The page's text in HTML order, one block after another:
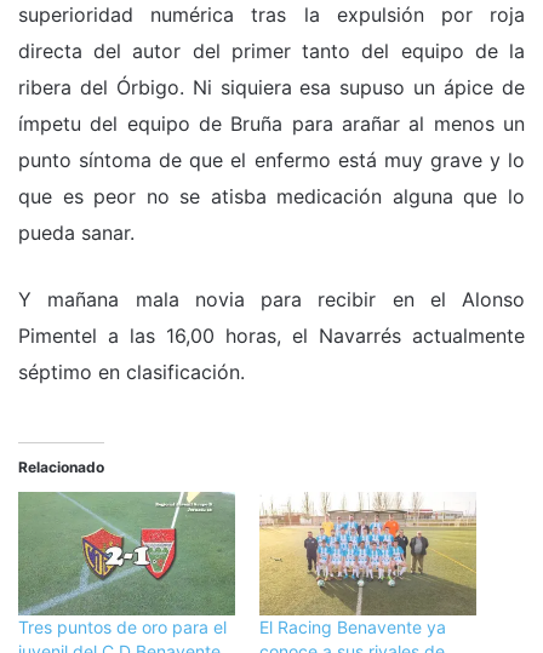
superioridad numérica tras la expulsión por roja
directa del autor del primer tanto del equipo de la
ribera del Órbigo. Ni siquiera esa supuso un ápice de
ímpetu del equipo de Bruña para arañar al menos un
punto síntoma de que el enfermo está muy grave y lo
que es peor no se atisba medicación alguna que lo
pueda sanar.
Y mañana mala novia para recibir en el Alonso
Pimentel a las 16,00 horas, el Navarrés actualmente
séptimo en clasificación.
Relacionado
Tres puntos de oro para el
El Racing Benavente ya